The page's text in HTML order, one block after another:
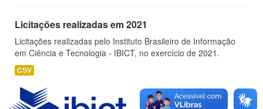
Licitações realizadas em 2021
Licitações realizadas pelo Instituto Brasileiro de Informação
em Ciência e Tecnologia - IBICT, no exercício de 2021.
CSV